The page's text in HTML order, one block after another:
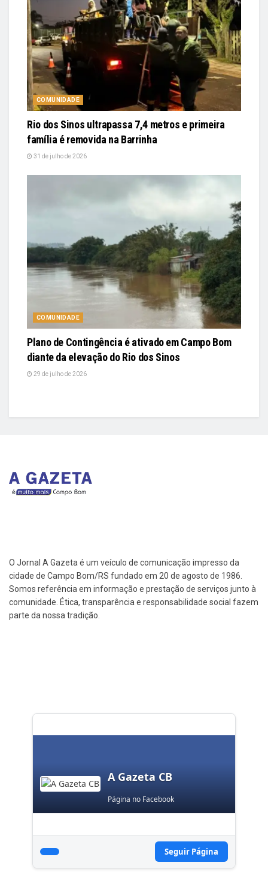
COMUNIDADE
Rio dos Sinos ultrapassa 7,4 metros e primeira
família é removida na Barrinha
31 de julho de 2026
COMUNIDADE
Plano de Contingência é ativado em Campo Bom
diante da elevação do Rio dos Sinos
29 de julho de 2026
O Jornal A Gazeta é um veículo de comunicação impresso da
cidade de Campo Bom/RS fundado em 20 de agosto de 1986.
Somos referência em informação e prestação de serviços junto à
comunidade. Ética, transparência e responsabilidade social fazem
parte da nossa tradição.
A Gazeta CB
Página no Facebook
Seguir Página